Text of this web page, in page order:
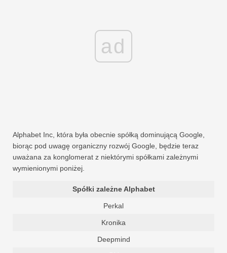
ad
Alphabet Inc, która była obecnie spółką dominującą Google,
biorąc pod uwagę organiczny rozwój Google, będzie teraz
uważana za konglomerat z niektórymi spółkami zależnymi
wymienionymi poniżej.
Spółki zależne Alphabet
Perkal
Kronika
Deepmind